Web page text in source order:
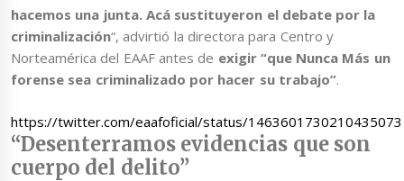
hacemos una junta. Acá sustituyeron el debate por la
criminalización“, advirtió la directora para Centro y
Norteamérica del EAAF antes de exigir “que Nunca Más un
forense sea criminalizado por hacer su trabajo”.
https://twitter.com/eaafoficial/status/1463601730210435073
“Desenterramos evidencias que son
cuerpo del delito”